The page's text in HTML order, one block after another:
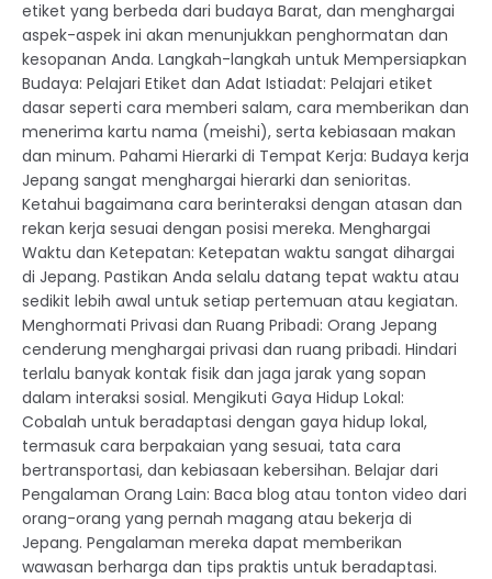
etiket yang berbeda dari budaya Barat, dan menghargai
aspek-aspek ini akan menunjukkan penghormatan dan
kesopanan Anda. Langkah-langkah untuk Mempersiapkan
Budaya: Pelajari Etiket dan Adat Istiadat: Pelajari etiket
dasar seperti cara memberi salam, cara memberikan dan
menerima kartu nama (meishi), serta kebiasaan makan
dan minum. Pahami Hierarki di Tempat Kerja: Budaya kerja
Jepang sangat menghargai hierarki dan senioritas.
Ketahui bagaimana cara berinteraksi dengan atasan dan
rekan kerja sesuai dengan posisi mereka. Menghargai
Waktu dan Ketepatan: Ketepatan waktu sangat dihargai
di Jepang. Pastikan Anda selalu datang tepat waktu atau
sedikit lebih awal untuk setiap pertemuan atau kegiatan.
Menghormati Privasi dan Ruang Pribadi: Orang Jepang
cenderung menghargai privasi dan ruang pribadi. Hindari
terlalu banyak kontak fisik dan jaga jarak yang sopan
dalam interaksi sosial. Mengikuti Gaya Hidup Lokal:
Cobalah untuk beradaptasi dengan gaya hidup lokal,
termasuk cara berpakaian yang sesuai, tata cara
bertransportasi, dan kebiasaan kebersihan. Belajar dari
Pengalaman Orang Lain: Baca blog atau tonton video dari
orang-orang yang pernah magang atau bekerja di
Jepang. Pengalaman mereka dapat memberikan
wawasan berharga dan tips praktis untuk beradaptasi.